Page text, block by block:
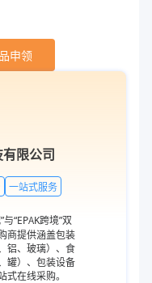
申领
限公司
一站式服务
“EPAK跨境”双
商提供涵盖包装
铝、玻璃）、食
罐）、包装设备
式在线采购。